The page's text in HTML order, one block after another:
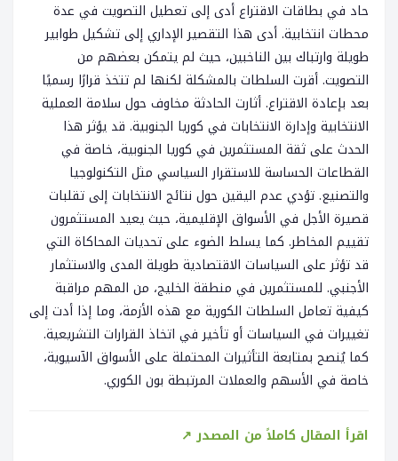
حاد في بطاقات الاقتراع أدى إلى تعطيل التصويت في عدة
محطات انتخابية. أدى هذا التقصير الإداري إلى تشكيل طوابير
طويلة وارتباك بين الناخبين، حيث لم يتمكن بعضهم من
التصويت. أقرت السلطات بالمشكلة لكنها لم تتخذ قرارًا رسميًا
بعد بإعادة الاقتراع. أثارت الحادثة مخاوف حول سلامة العملية
الانتخابية وإدارة الانتخابات في كوريا الجنوبية. قد يؤثر هذا
الحدث على ثقة المستثمرين في كوريا الجنوبية، خاصة في
القطاعات الحساسة للاستقرار السياسي مثل التكنولوجيا
والتصنيع. تؤدي عدم اليقين حول نتائج الانتخابات إلى تقلبات
قصيرة الأجل في الأسواق الإقليمية، حيث يعيد المستثمرون
تقييم المخاطر. كما يسلط الضوء على تحديات المحاكاة التي
قد تؤثر على السياسات الاقتصادية طويلة المدى والاستثمار
الأجنبي. للمستثمرين في منطقة الخليج، من المهم مراقبة
كيفية تعامل السلطات الكورية مع هذه الأزمة، وما إذا أدت إلى
تغييرات في السياسات أو تأخير في اتخاذ القرارات التشريعية.
كما يُنصح بمتابعة التأثيرات المحتملة على الأسواق الآسيوية،
خاصة في الأسهم والعملات المرتبطة بون الكوري.
اقرأ المقال كاملاً من المصدر ↗